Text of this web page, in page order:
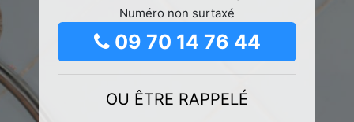
Numéro non surtaxé
09 70 14 76 44
OU ÊTRE RAPPELÉ